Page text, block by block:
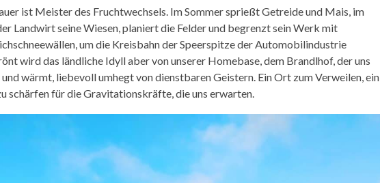
ist Meister des Fruchtwechsels. Im Sommer sprießt Getreide und Mais, im
Landwirt seine Wiesen, planiert die Felder und begrenzt sein Werk mit
um die Kreisbahn der Speerspitze der Automobilindustrie
wird das ländliche Idyll aber von unserer Homebase, dem Brandlhof, der uns
wärmt, liebevoll umhegt von dienstbaren Geistern. Ein Ort zum Verweilen, ein
schärfen für die Gravitationskräfte, die uns erwarten.